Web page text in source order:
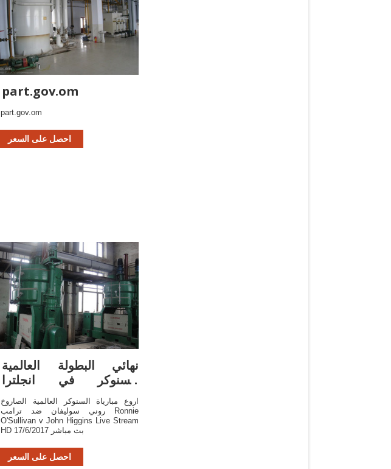
part.gov.om
part.gov.om
احصل على السعر
‫نهائي البطولة العالمية
للسنوكر في انجلترا
Ronnie O
اروع مبارياة السنوكر العالمية الصاروخ
روني سوليفان ضد ترامب Ronnie
O'Sullivan v John Higgins Live Stream
HD 17/6/2017 بث مباشر
احصل على السعر